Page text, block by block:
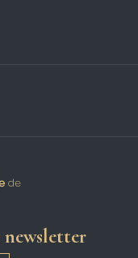
newsletter